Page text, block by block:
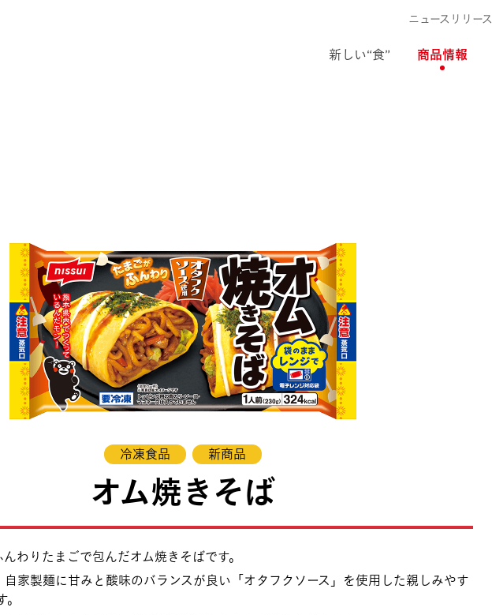
新しい“食” 商品情報
ニュースリリース
冷凍食品 新商品
オム焼きそば
わりたまごで包んだオム焼きそばです。
自家製麺に甘みと酸味のバランスが良い「オタフクソース」を使用した親しみやす